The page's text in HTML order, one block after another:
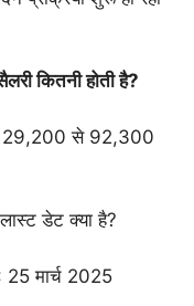
कितनी होती है?
29,200 से 92,300
डेट क्या है?
मार्च 2025